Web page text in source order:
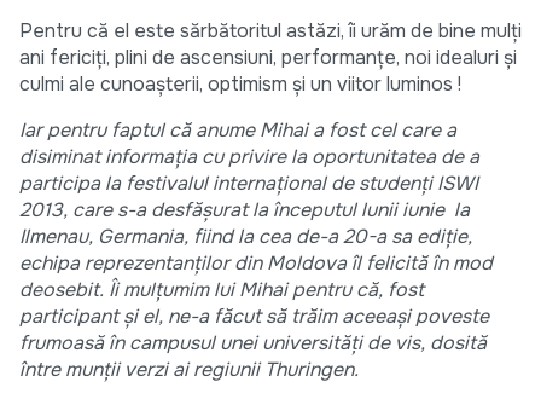
Pentru că el este sărbătoritul astăzi, îi urăm de bine mulți
ani fericiți, plini de ascensiuni, performanțe, noi idealuri și
culmi ale cunoașterii, optimism și un viitor luminos !
Iar pentru faptul că anume Mihai a fost cel care a
disiminat informația cu privire la oportunitatea de a
participa la festivalul internațional de studenți ISWI
2013, care s-a desfășurat la începutul lunii iunie la
Ilmenau, Germania, fiind la cea de-a 20-a sa ediție,
echipa reprezentanților din Moldova îl felicită în mod
deosebit. Îi mulțumim lui Mihai pentru că, fost
participant și el, ne-a făcut să trăim aceeași poveste
frumoasă în campusul unei universități de vis, dosită
între munții verzi ai regiunii Thuringen.